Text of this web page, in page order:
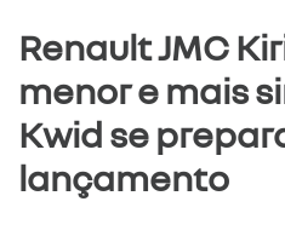
Renault JMC
menor e mais
Kwid se
lançamento